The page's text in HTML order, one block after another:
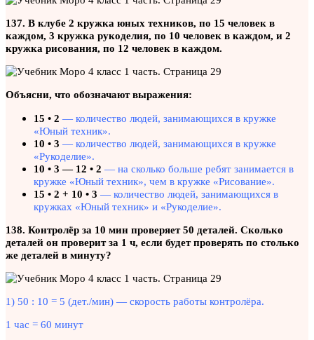
137. В клубе 2 кружка юных техников, по 15 человек в
каждом, 3 кружка рукоделия, по 10 человек в каждом, и 2
кружка рисования, по 12 человек в каждом.
Объясни, что обозначают выражения:
15 • 2 — количество людей, занимающихся в кружке
«Юный техник».
10 • 3 — количество людей, занимающихся в кружке
«Рукоделие».
10 • 3 — 12 • 2 — на сколько больше ребят занимается в
кружке «Юный техник», чем в кружке «Рисование».
15 • 2 + 10 • 3 — количество людей, занимающихся в
кружках «Юный техник» и «Рукоделие».
138. Контролёр за 10 мин проверяет 50 деталей. Сколько
деталей он проверит за 1 ч, если будет проверять по столько
же деталей в минуту?
1) 50 : 10 = 5 (дет./мин) — скорость работы контролёра.
1 час = 60 минут